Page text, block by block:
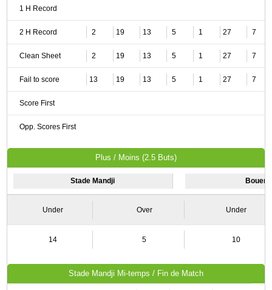
1 H Record
2 H Record 2 19 13 5 1 27 7
Clean Sheet 2 19 13 5 1 27 7
Fail to score 13 19 13 5 1 27 7
Score First
Opp. Scores First
Plus / Moins (2.5 Buts)
Stade Mandji
Under Over Under
14 5 10
Stade Mandji Mi-temps / Fin de Match